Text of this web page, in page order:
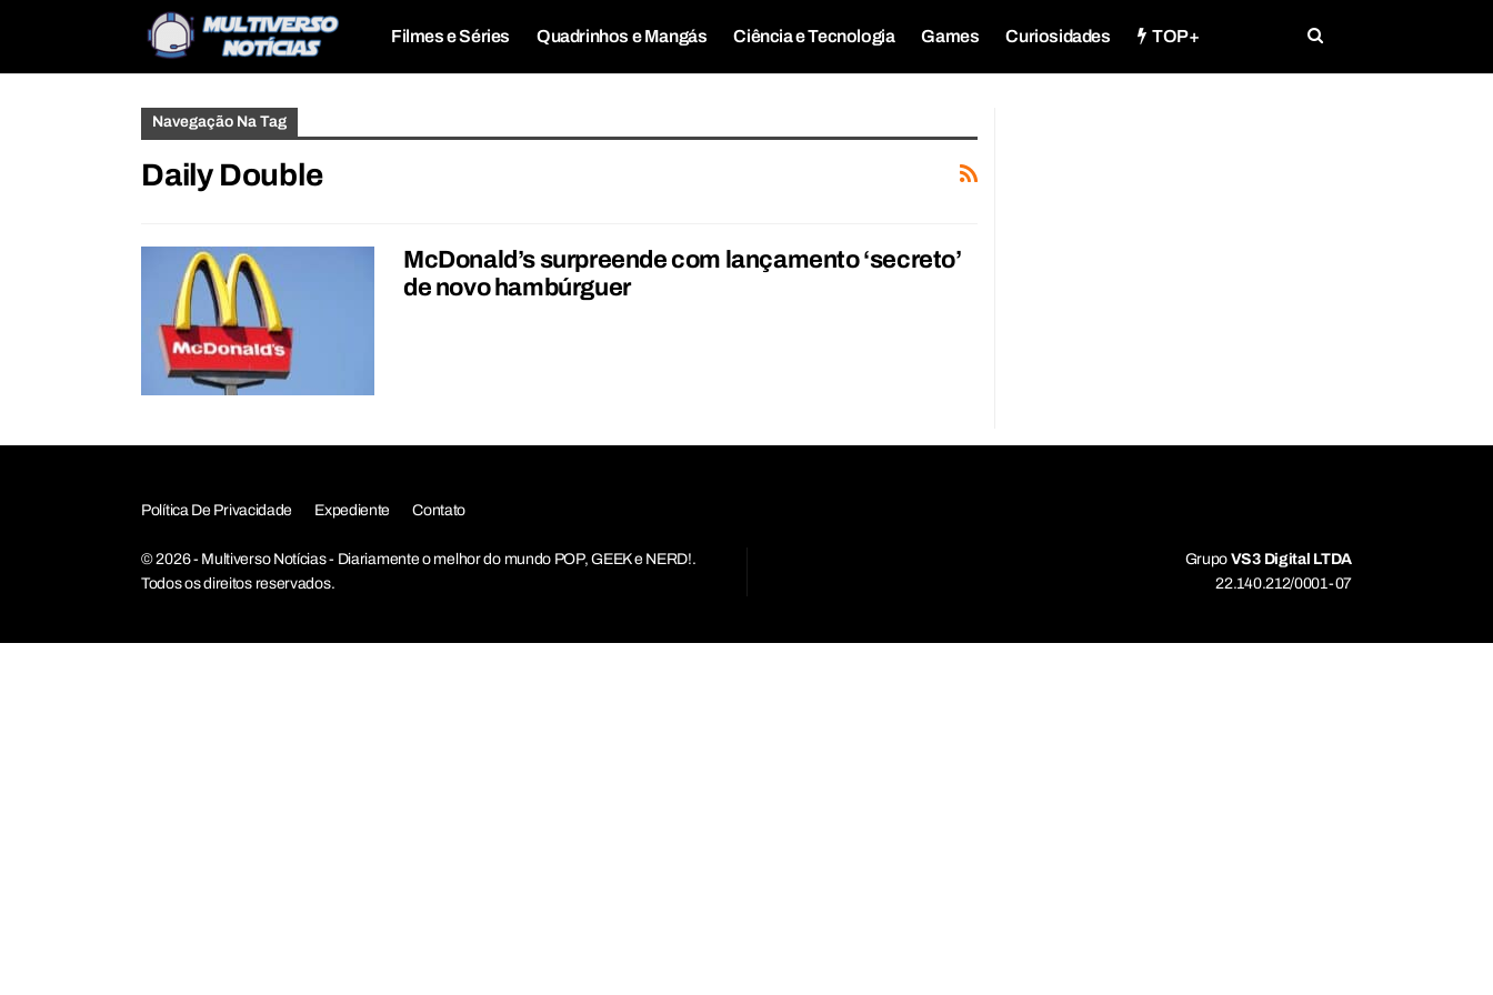
Filmes e Séries Quadrinhos e Mangás Ciência e Tecnologia Games Curiosidades TOP+
Navegação Na Tag
Daily Double
McDonald’s surpreende com lançamento ‘secreto’
de novo hambúrguer
Política De Privacidade Expediente Contato
© 2026 - Multiverso Notícias - Diariamente o melhor do mundo POP, GEEK e NERD!.
Todos os direitos reservados.
Grupo VS3 Digital LTDA
22.140.212/0001-07